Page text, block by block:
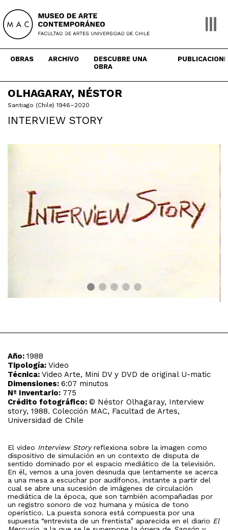
content
OBRAS ARCHIVO
DESCUBRE UNA
OBRA
OLHAGARAY, NÉSTOR
Santiago (Chile) 1946–2020
INTERVIEW STORY
Año: 1988
Tipología: Video
Técnica: Video Arte, Mini DV y DVD de original U-matic
Dimensiones: 6:07 minutos
Nº Inventario: 775
Crédito fotográfico: © Néstor Olhagaray, Interview
story, 1988. Colección MAC, Facultad de Artes,
Universidad de Chile
El video Interview Storyreflexiona sobre la imagen como
dispositivo de simulación en un contexto de disputa de
sentido dominado por el espacio mediático de la televisión.
En él, vemos a una joven desnuda que lentamente se acerca
a una mesa a escuchar por audífonos, instante a partir del
cual se abre una sucesión de imágenes de circulación
mediática de la época, que son también acompañadas por
un registro sonoro de voz humana y música de tono
operístico. La puesta sonora está compuesta por una
supuesta “entrevista de un frentista” aparecida en el diario El